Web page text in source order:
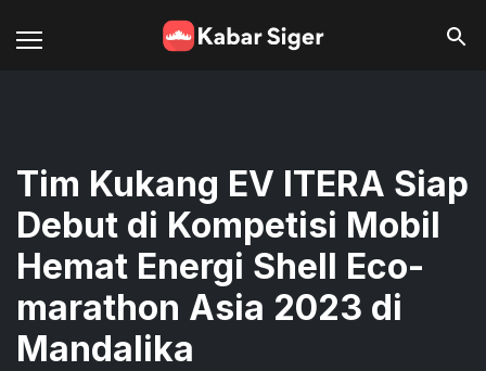
Tim Kukang EV ITERA Siap
Debut di Kompetisi Mobil
Hemat Energi Shell Eco-
marathon Asia 2023 di
Mandalika